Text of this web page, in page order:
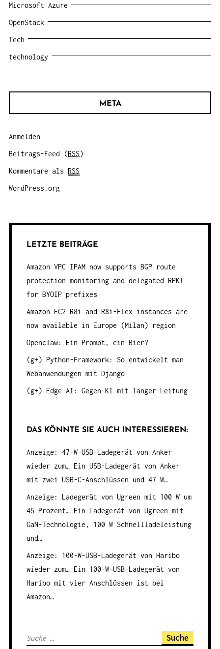
Microsoft Azure
OpenStack
Tech
technology
META
Anmelden
Beitrags-Feed (RSS)
Kommentare als RSS
WordPress.org
LETZTE BEITRÄGE
Amazon VPC IPAM now supports BGP route
protection monitoring and delegated RPKI
for BYOIP prefixes
Amazon EC2 R8i and R8i-Flex instances are
now available in Europe (Milan) region
Openclaw: Ein Prompt, ein Bier?
(g+) Python-Framework: So entwickelt man
Webanwendungen mit Django
(g+) Edge AI: Gegen KI mit langer Leitung
DAS KÖNNTE SIE AUCH INTERESSIEREN:
Anzeige: 47-W-USB-Ladegerät von Anker
wieder zum…Ein USB-Ladegerät von Anker
mit zwei USB-C-Anschlüssen und 47 W…
Anzeige: Ladegerät von Ugreen mit 100 W um
45 Prozent…Ein Ladegerät von Ugreen mit
GaN-Technologie, 100 W Schnellladeleistung
und…
Anzeige: 100-W-USB-Ladegerät von Haribo
wieder zum…Ein 100-W-USB-Ladegerät von
Haribo mit vier Anschlüssen ist bei
Amazon…
S